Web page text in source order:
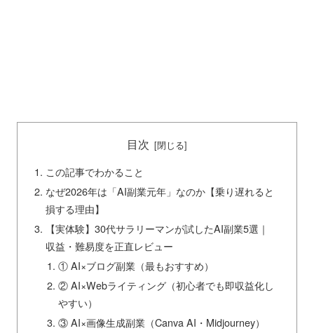
目次
この記事でわかること
なぜ2026年は「AI副業元年」なのか【乗り遅れると
損する理由】
【実体験】30代サラリーマンが試したAI副業5選｜
収益・難易度を正直レビュー
① AI×ブログ副業（最もおすすめ）
② AI×Webライティング（初心者でも即収益化し
やすい）
③ AI×画像生成副業（Canva AI・Midjourney）